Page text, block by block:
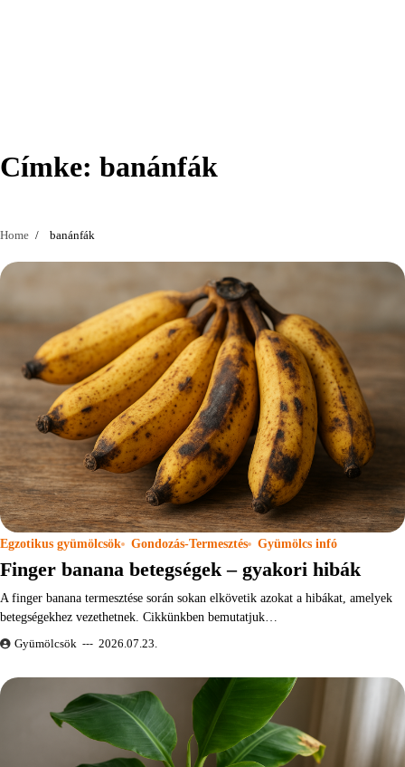
Címke: banánfák
Home banánfák
Egzotikus gyümölcsök Gondozás-Termesztés Gyümölcs infó
Finger banana betegségek – gyakori hibák
A finger banana termesztése során sokan elkövetik azokat a hibákat, amelyek
betegségekhez vezethetnek. Cikkünkben bemutatjuk…
Gyümölcsök 2026.07.23.